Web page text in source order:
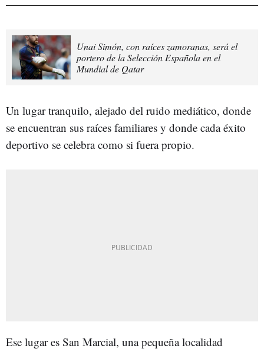
Unai Simón, con raíces zamoranas, será el
portero de la Selección Española en el
Mundial de Qatar
Un lugar tranquilo, alejado del ruido mediático, donde
se encuentran sus raíces familiares y donde cada éxito
deportivo se celebra como si fuera propio.
Ese lugar es San Marcial, una pequeña localidad